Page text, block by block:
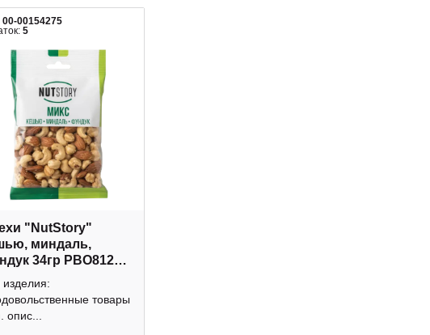
00-00154275
5
"NutStory"
миндаль,
34гр РВО812
изделия:
товары
опис...